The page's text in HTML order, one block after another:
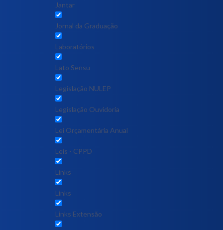
Jantar
Jornal da Graduação
Laboratórios
Lato Sensu
Legislação NULEP
Legislação Ouvidoria
Lei Orçamentária Anual
Leis - CPPD
Links
Links
Links Extensão